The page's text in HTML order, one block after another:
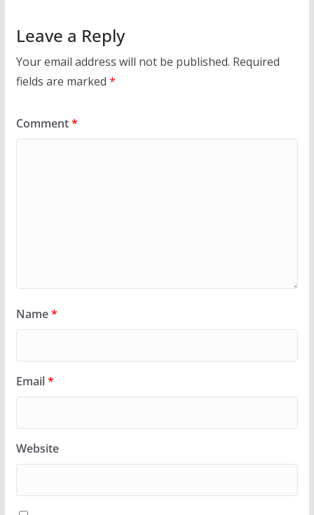
Leave a Reply
Your email address will not be published. Required
fields are marked *
Comment*
Name*
Email*
Website